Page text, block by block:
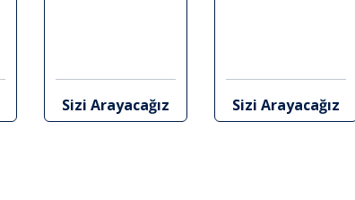
Sizi Arayacağız Sizi Arayacağız